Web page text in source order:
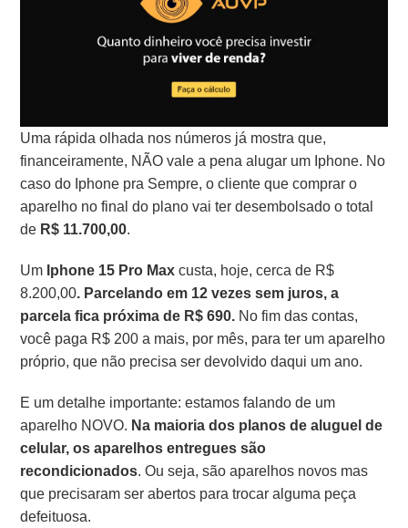
Uma rápida olhada nos números já mostra que,
financeiramente, NÃO vale a pena alugar um Iphone. No
caso do Iphone pra Sempre, o cliente que comprar o
aparelho no final do plano vai ter desembolsado o total
de R$ 11.700,00.
Um Iphone 15 Pro Maxcusta, hoje, cerca de R$
8.200,00. Parcelando em 12 vezes sem juros, a
parcela fica próxima de R$ 690. No fim das contas,
você paga R$ 200 a mais, por mês, para ter um aparelho
próprio, que não precisa ser devolvido daqui um ano.
E um detalhe importante: estamos falando de um
aparelho NOVO. Na maioria dos planos de aluguel de
celular, os aparelhos entregues são
recondicionados. Ou seja, são aparelhos novos mas
que precisaram ser abertos para trocar alguma peça
defeituosa.